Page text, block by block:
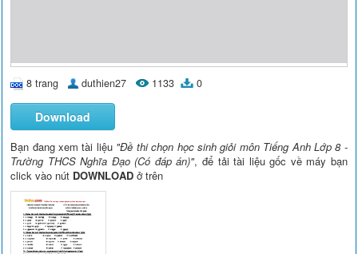
8 trang duthien27 1133 0
Download
Bạn đang xem tài liệu "Đề thi chọn học sinh giỏi môn Tiếng Anh Lớp 8 -
Trường THCS Nghĩa Đạo (Có đáp án)", để tải tài liệu gốc về máy bạn
click vào nút DOWNLOAD ở trên